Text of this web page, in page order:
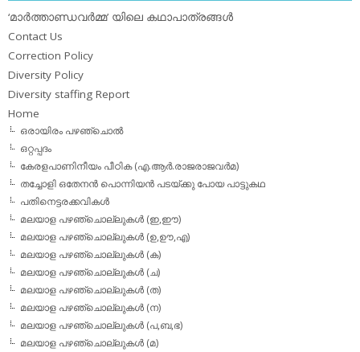
‘മാര്‍ത്താണ്ഡവര്‍മ്മ’ യിലെ കഥാപാത്രങ്ങള്‍
Contact Us
Correction Policy
Diversity Policy
Diversity staffing Report
Home
ഒരായിരം പഴഞ്ചൊല്‍
ഒറ്റപ്പദം
കേരളപാണിനീയം പീഠിക (എ.ആര്‍.രാജരാജവര്‍മ)
തച്ചോളി ഒതേനൻ പൊന്നിയൻ പടയ്‌ക്കു പോയ പാട്ടുകഥ
പതിനെട്ടരക്കവികള്‍
മലയാള പഴഞ്ചൊല്ലുകള്‍ (ഇ,ഈ)
മലയാള പഴഞ്ചൊല്ലുകള്‍ (ഉ,ഊ,എ)
മലയാള പഴഞ്ചൊല്ലുകള്‍ (ക)
മലയാള പഴഞ്ചൊല്ലുകള്‍ (ച)
മലയാള പഴഞ്ചൊല്ലുകള്‍ (ത)
മലയാള പഴഞ്ചൊല്ലുകള്‍ (ന)
മലയാള പഴഞ്ചൊല്ലുകള്‍ (പ,ബ,ഭ)
മലയാള പഴഞ്ചൊല്ലുകള്‍ (മ)